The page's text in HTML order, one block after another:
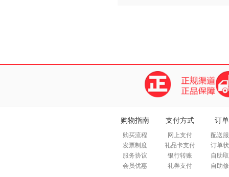
购物指南
购买流程
发票制度
服务协议
会员优惠
支付方式
网上支付
礼品卡支付
银行转账
礼券支付
订
配送
订单
自助
自助